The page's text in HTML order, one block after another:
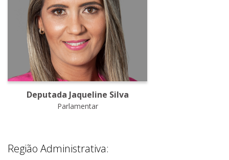
Deputada Jaqueline Silva
Parlamentar
Região Administrativa: